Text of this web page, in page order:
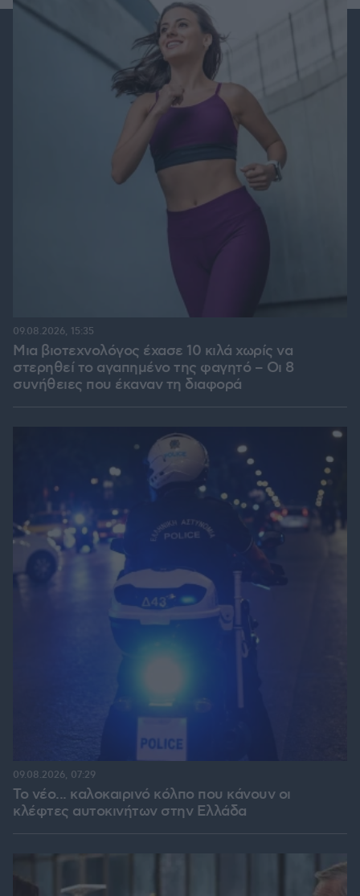
Μια βιοτεχνολόγος έχασε 10 κιλά χωρίς να
στερηθεί το αγαπημένο της φαγητό – Οι 8
συνήθειες που έκαναν τη διαφορά
09.08.2026, 15:35
Το νέο... καλοκαιρινό κόλπο που κάνουν οι
κλέφτες αυτοκινήτων στην Ελλάδα
09.08.2026, 07:29